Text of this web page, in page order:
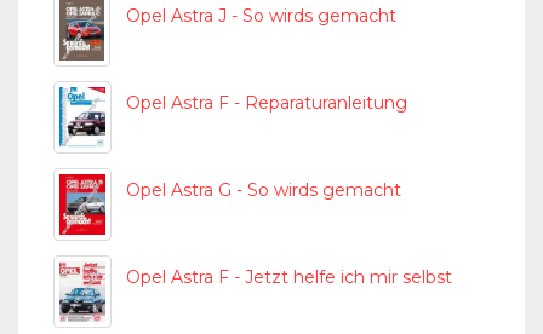
Opel Astra J - So wirds gemacht
Opel Astra F - Reparaturanleitung
Opel Astra G - So wirds gemacht
Opel Astra F - Jetzt helfe ich mir selbst